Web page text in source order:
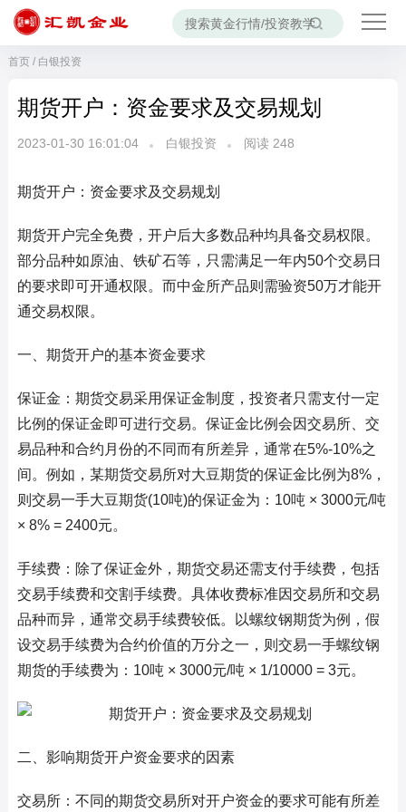
首页/ 白银投资
期货开户：资金要求及交易规划
2023-01-30 16:01:04 白银投资 阅读 248
期货开户：资金要求及交易规划
期货开户完全免费，开户后大多数品种均具备交易权限。
部分品种如原油、铁矿石等，只需满足一年内50个交易日
的要求即可开通权限。而中金所产品则需验资50万才能开
通交易权限。
一、期货开户的基本资金要求
保证金：期货交易采用保证金制度，投资者只需支付一定
比例的保证金即可进行交易。保证金比例会因交易所、交
易品种和合约月份的不同而有所差异，通常在5%-10%之
间。例如，某期货交易所对大豆期货的保证金比例为8%，
则交易一手大豆期货(10吨)的保证金为：10吨 × 3000元/吨
× 8% = 2400元。
手续费：除了保证金外，期货交易还需支付手续费，包括
交易手续费和交割手续费。具体收费标准因交易所和交易
品种而异，通常交易手续费较低。以螺纹钢期货为例，假
设交易手续费为合约价值的万分之一，则交易一手螺纹钢
期货的手续费为：10吨 × 3000元/吨 × 1/10000 = 3元。
二、影响期货开户资金要求的因素
交易所：不同的期货交易所对开户资金的要求可能有所差